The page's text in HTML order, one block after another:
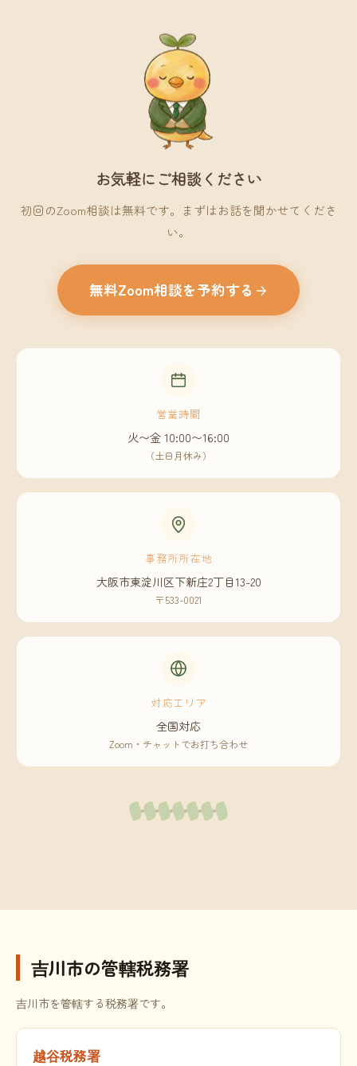
お気軽にご相談ください
初回のZoom相談は無料です。まずはお話を聞かせてくださ
い。
無料Zoom相談を予約する
営業時間
火〜金 10:00〜16:00
（土日月休み）
事務所所在地
大阪市東淀川区下新庄2丁目13-20
〒533-0021
対応エリア
全国対応
Zoom・チャットでお打ち合わせ
吉川市の管轄税務署
吉川市を管轄する税務署です。
越谷税務署